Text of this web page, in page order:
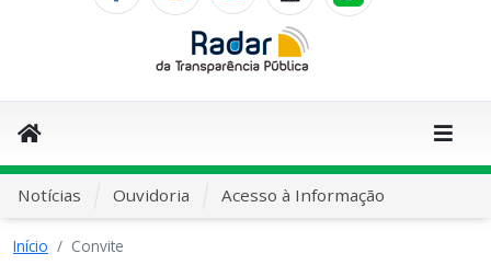
Notícias Ouvidoria Acesso à Informação
Início Convite